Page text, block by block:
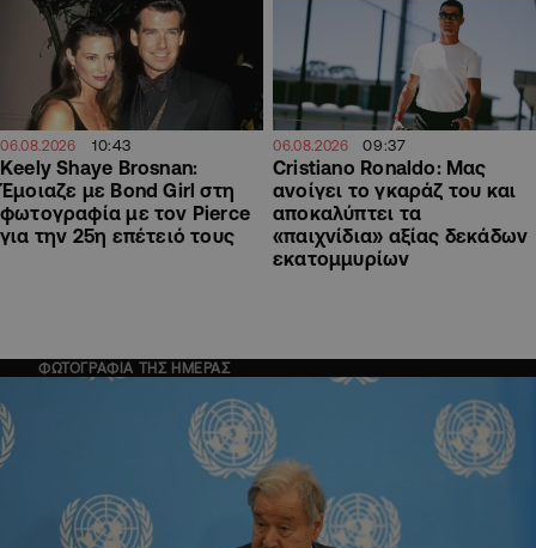
06.08.2026 10:43
Keely Shaye Brosnan:
Έμοιαζε με Bond Girl στη
φωτογραφία με τον Pierce
για την 25η επέτειό τους
06.08.2026 09:37
Cristiano Ronaldo: Μας
ανοίγει το γκαράζ του και
αποκαλύπτει τα
«παιχνίδια» αξίας δεκάδων
εκατομμυρίων
ΦΩΤΟΓΡΑΦΙΑ ΤΗΣ ΗΜΕΡΑΣ